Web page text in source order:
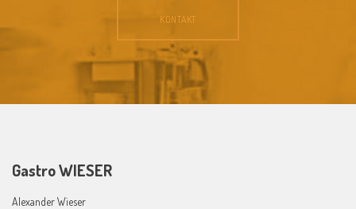
KONTAKT
Gastro WIESER
Alexander Wieser